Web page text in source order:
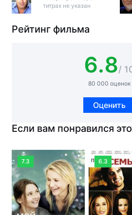
титрах не указан
Рейтинг фильма
6.8/
80 000 оценок
Оценить
Если вам понравился
7.3 6.3